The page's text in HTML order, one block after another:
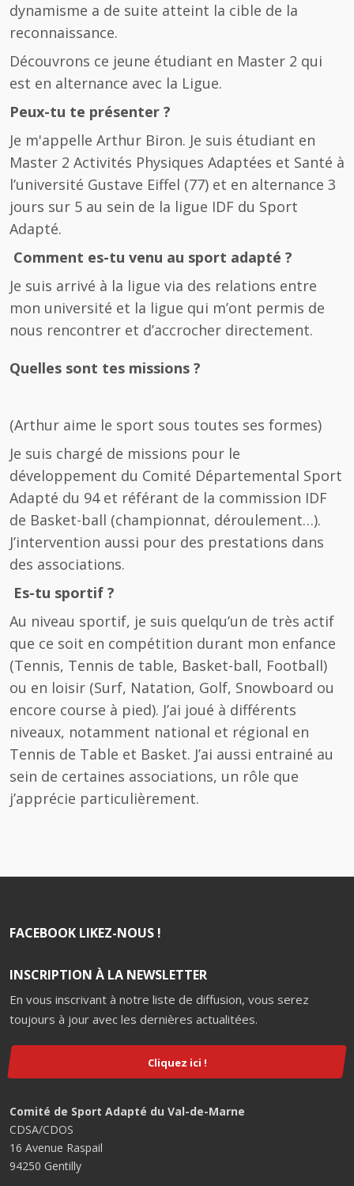
dynamisme a de suite atteint la cible de la
reconnaissance.
Découvrons ce jeune étudiant en Master 2 qui
est en alternance avec la Ligue.
Peux-tu te présenter ?
Je m'appelle Arthur Biron. Je suis étudiant en
Master 2 Activités Physiques Adaptées et Santé à
l’université Gustave Eiffel (77) et en alternance 3
jours sur 5 au sein de la ligue IDF du Sport
Adapté.
Comment es-tu venu au sport adapté ?
Je suis arrivé à la ligue via des relations entre
mon université et la ligue qui m’ont permis de
nous rencontrer et d’accrocher directement.
Quelles sont tes missions ?
(Arthur aime le sport sous toutes ses formes)
Je suis chargé de missions pour le
développement du Comité Départemental Sport
Adapté du 94 et référant de la commission IDF
de Basket-ball (championnat, déroulement…).
J’intervention aussi pour des prestations dans
des associations.
Es-tu sportif ?
Au niveau sportif, je suis quelqu’un de très actif
que ce soit en compétition durant mon enfance
(Tennis, Tennis de table, Basket-ball, Football)
ou en loisir (Surf, Natation, Golf, Snowboard ou
encore course à pied). J’ai joué à différents
niveaux, notamment national et régional en
Tennis de Table et Basket. J’ai aussi entrainé au
sein de certaines associations, un rôle que
j’apprécie particulièrement.
FACEBOOK LIKEZ-NOUS !
INSCRIPTION À LA NEWSLETTER
En vous inscrivant à notre liste de diffusion, vous serez
toujours à jour avec les dernières actualitées.
Cliquez ici !
Comité de Sport Adapté du Val-de-Marne
CDSA/CDOS
16 Avenue Raspail
94250 Gentilly